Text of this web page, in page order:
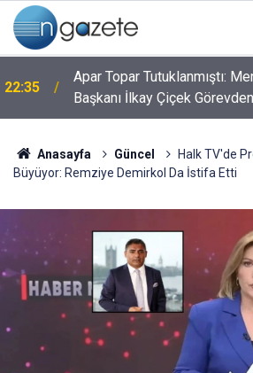
22:35
Apar Topar Tutuklanmıştı:
Başkanı İlkay Çiçek
Alınan Kararın Perde Arkası
Anasayfa Güncel
Halk TV'de
Büyüyor: Remziye Demirkol Da İstifa Etti